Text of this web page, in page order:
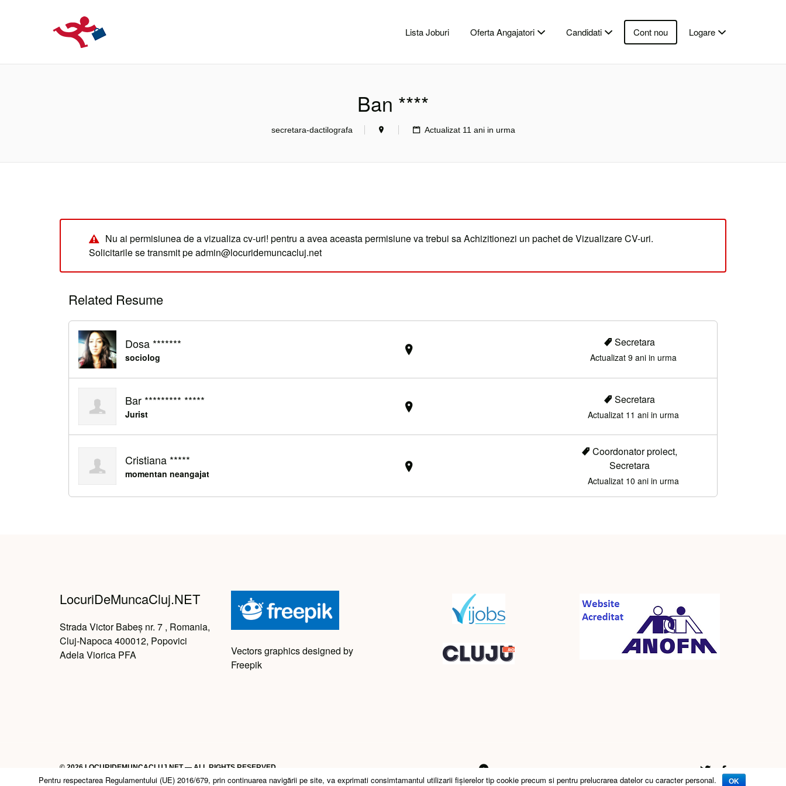
Lista Joburi Oferta Angajatori Candidati Cont nou Logare
Ban ****
secretara-dactilografa Actualizat 11 ani in urma
Nu ai permisiunea de a vizualiza cv-uri! pentru a avea aceasta permisiune va trebui sa Achizitionezi un pachet de Vizualizare CV-uri.
Solicitarile se transmit pe admin@locuridemuncacluj.net
Related Resume
Dosa *******
sociolog
Secretara
Actualizat 9 ani in urma
Bar ********* *****
Jurist
Secretara
Actualizat 11 ani in urma
Cristiana *****
momentan neangajat
Coordonator proiect,
Secretara
Actualizat 10 ani in urma
LocuriDeMuncaCluj.NET
Strada Victor Babeș nr. 7 , Romania,
Cluj-Napoca 400012, Popovici
Adela Viorica PFA
Vectors graphics designed by
Freepik
© 2026 LOCURIDEMUNCACLUJ.NET — ALL RIGHTS RESERVED
Pentru respectarea Regulamentului (UE) 2016/679, prin continuarea navigării pe site, va exprimati consimtamantul utilizarii fişierelor tip cookie precum si pentru prelucrarea datelor cu caracter personal. OK